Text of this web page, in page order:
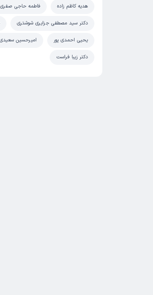
هدیه کاظم زاده فاطمه حاجی صفری
دکتر سید مصطفی جزایری شوشتری
یحیی احمدی پور امیرحسین سعیدی
دکتر زیبا فراست